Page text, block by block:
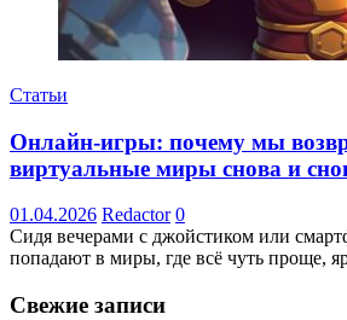
Статьи
Онлайн-игры: почему мы
виртуальные миры снова и
01.04.2026 Redactor 0
Сидя вечерами с джойстиком или
попадают в миры, где всё чуть проще,
Свежие записи